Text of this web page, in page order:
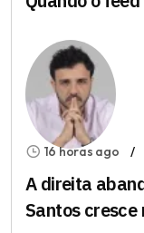
16 horas ago
A direita
Santos